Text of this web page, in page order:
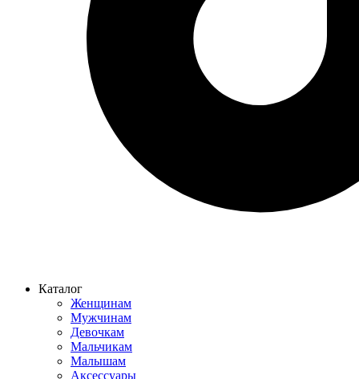
Каталог
Женщинам
Мужчинам
Девочкам
Мальчикам
Малышам
Аксессуары